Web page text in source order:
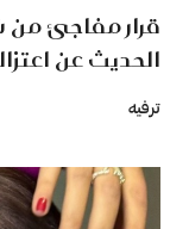
قرار مفاجئ
الحديث عن
ترفيه